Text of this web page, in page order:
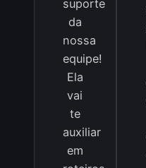
suporte
da
nossa
equipe!
Ela
vai
te
auxiliar
em